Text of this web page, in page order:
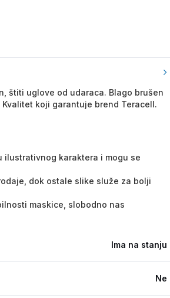
štiti uglove od udaraca. Blago brušen
koji garantuje brend Teracell.
ilustrativnog karaktera i mogu se
dok ostale slike služe za bolji
maskice, slobodno nas
Ima na stanju
Ne